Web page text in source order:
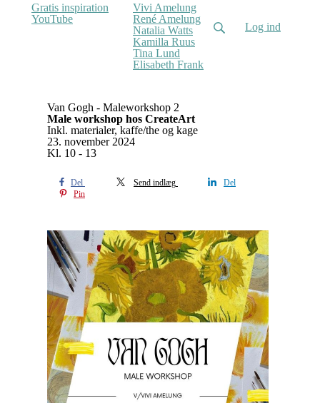
Gratis inspiration
YouTube
Vivi Amelung
René Amelung
Natalia Watts
Kamilla Ruus
Tina Lund
Elisabeth Frank
Log ind
Van Gogh - Maleworkshop 2
Male workshop hos CreateArt
Inkl. materialer, kaffe/the og kage
23. november 2024
Kl. 10 - 13
Del Send indlæg
Del
Pin